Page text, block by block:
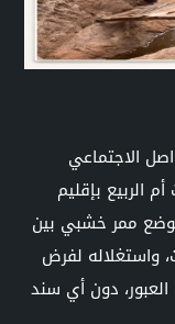
الاجتماعي
الربيع بإقليم
ممر خشبي بين
واستغلاله لفرض
دون أي سند